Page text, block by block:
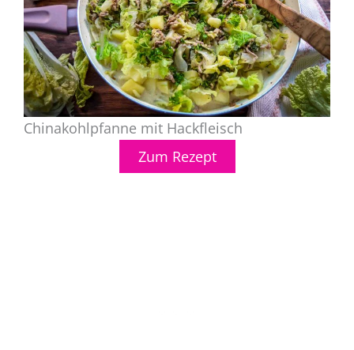
Chinakohlpfanne mit Hackfleisch
Zum Rezept